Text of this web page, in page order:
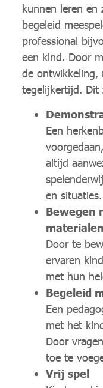
kunnen leren en
begeleid
professional
een kind. Door
de ontwikkeling,
tegelijkertijd. Dit
Een
altijd
en situaties.
Bewegen
materialen
Door te
ervaren
met hun
Begeleid
Een
met het
Door
toe te
Vrij spel